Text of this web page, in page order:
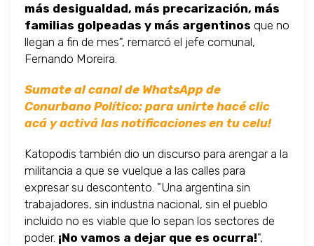
más desigualdad, más precarización, más
familias golpeadas y más argentinos que no
llegan a fin de mes", remarcó el jefe comunal,
Fernando Moreira.
Sumate al canal de WhatsApp de
Conurbano Político: para unirte hacé clic
acá y activá las notificaciones en tu celu!
Katopodis también dio un discurso para arengar a la
militancia a que se vuelque a las calles para
expresar su descontento. "Una argentina sin
trabajadores, sin industria nacional, sin el pueblo
incluido no es viable que lo sepan los sectores de
poder. ¡No vamos a dejar que es ocurra!",